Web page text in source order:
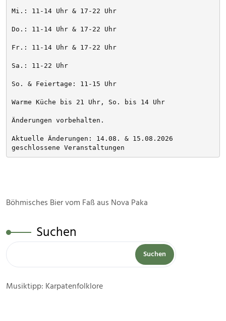
Mi.: 11-14 Uhr & 17-22 Uhr
Do.: 11-14 Uhr & 17-22 Uhr
Fr.: 11-14 Uhr & 17-22 Uhr
Sa.: 11-22 Uhr
So. & Feiertage: 11-15 Uhr
Warme Küche bis 21 Uhr, So. bis 14 Uhr
Änderungen vorbehalten.
Aktuelle Änderungen: 14.08. & 15.08.2026
geschlossene Veranstaltungen
Böhmisches Bier vom Faß aus Nova Paka
Suchen
Suchen
Musiktipp: Karpatenfolklore